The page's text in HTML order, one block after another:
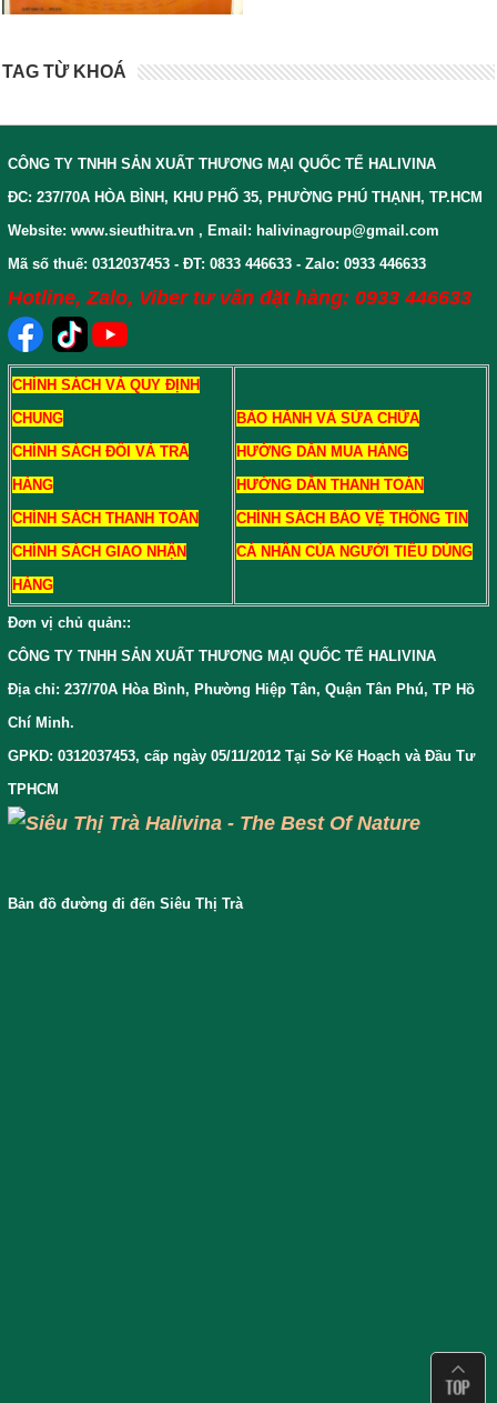
TAG TỪ KHOÁ
CÔNG TY TNHH SẢN XUẤT THƯƠNG MẠI QUỐC TẾ HALIVINA
ĐC: 237/70A HÒA BÌNH, KHU PHỐ 35, PHƯỜNG PHÚ THẠNH, TP.HCM
Website: www.sieuthitra.vn , Email: halivinagroup@gmail.com
Mã số thuế: 0312037453 - ĐT: 0833 446633 - Zalo: 0933 446633
Hotline, Zalo, Viber tư vấn đặt hàng: 0933 446633
CHÍNH SÁCH VÀ QUY ĐỊNH
CHUNG
CHÍNH SÁCH ĐỔI VÀ TRẢ
HÀNG
CHÍNH SÁCH THANH TOÁN
CHÍNH SÁCH GIAO NHẬN
HÀNG
BẢO HÀNH VÀ SỬA CHỮA
HƯỚNG DẪN MUA HÀNG
HƯỚNG DẪN THANH TOÁN
CHÍNH SÁCH BẢO VỆ THÔNG TIN
CÁ NHÂN CỦA NGƯỜI TIÊU DÙNG
Đơn vị chủ quản::
CÔNG TY TNHH SẢN XUẤT THƯƠNG MẠI QUỐC TẾ HALIVINA
Địa chỉ: 237/70A Hòa Bình, Phường Hiệp Tân, Quận Tân Phú, TP Hồ
Chí Minh.
GPKD: 0312037453, cấp ngày 05/11/2012 Tại Sở Kế Hoạch và Đầu Tư
TPHCM
Bản đồ đường đi đến Siêu Thị Trà